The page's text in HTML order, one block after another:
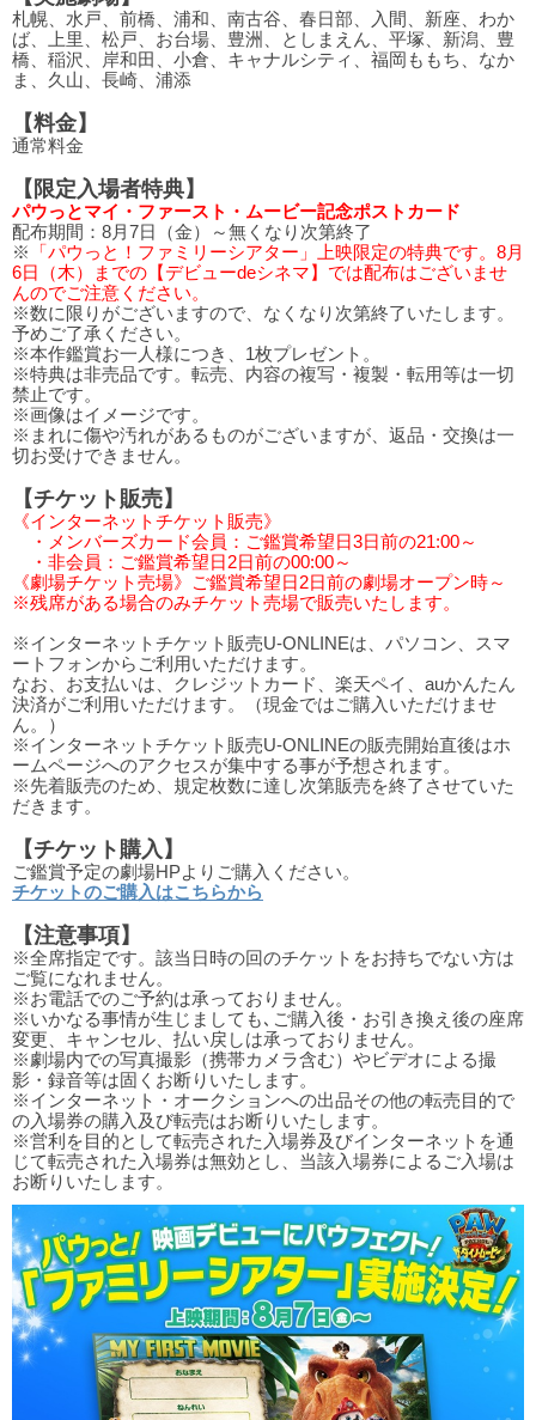
札幌、水戸、前橋、浦和、南古谷、春日部、入間、新座、わか
ば、上里、松戸、お台場、豊洲、としまえん、平塚、新潟、豊
橋、稲沢、岸和田、小倉、キャナルシティ、福岡ももち、なか
ま、久山、長崎、浦添
【料金】
通常料金
【限定入場者特典】
パウっとマイ・ファースト・ムービー記念ポストカード
配布期間：8月7日（金）～無くなり次第終了
※
「パウっと！ファミリーシアター」上映限定の特典です。8月
6日（木）までの【デビューdeシネマ】では配布はございませ
んのでご注意ください。
※数に限りがございますので、なくなり次第終了いたします。
予めご了承ください。
※本作鑑賞お一人様につき、1枚プレゼント。
※特典は非売品です。転売、内容の複写・複製・転用等は一切
禁止です。
※画像はイメージです。
※まれに傷や汚れがあるものがございますが、返品・交換は一
切お受けできません。
【チケット販売】
《インターネットチケット販売》
・メンバーズカード会員：ご鑑賞希望日3日前の21:00～
・非会員：ご鑑賞希望日2日前の00:00～
《劇場チケット売場》ご鑑賞希望日2日前の劇場オープン時～
※残席がある場合のみチケット売場で販売いたします。
※インターネットチケット販売U-ONLINEは、パソコン、スマ
ートフォンからご利用いただけます。
なお、お支払いは、クレジットカード、楽天ペイ、auかんたん
決済がご利用いただけます。（現金ではご購入いただけませ
ん。）
※インターネットチケット販売U-ONLINEの販売開始直後はホ
ームページへのアクセスが集中する事が予想されます。
※先着販売のため、規定枚数に達し次第販売を終了させていた
だきます。
【チケット購入】
ご鑑賞予定の劇場HPよりご購入ください。
チケットのご購入はこちらから
【注意事項】
※全席指定です。該当日時の回のチケットをお持ちでない方は
ご覧になれません。
※お電話でのご予約は承っておりません。
※いかなる事情が生じましても､ご購入後・お引き換え後の座席
変更、キャンセル、払い戻しは承っておりません。
※劇場内での写真撮影（携帯カメラ含む）やビデオによる撮
影・録音等は固くお断りいたします。
※インターネット・オークションへの出品その他の転売目的で
の入場券の購入及び転売はお断りいたします。
※営利を目的として転売された入場券及びインターネットを通
じて転売された入場券は無効とし、当該入場券によるご入場は
お断りいたします。